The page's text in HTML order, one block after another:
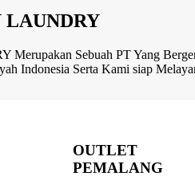
LAUNDRY
Sebuah PT Yang
Indonesia Serta Kami siap
OUTLET
PEMALANG